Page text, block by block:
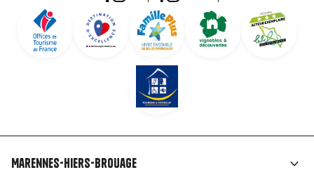
Liens
Marennes-Hiers-Brouage